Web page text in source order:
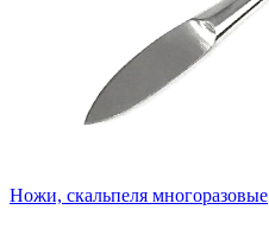
Ножи, скальпеля многоразовые